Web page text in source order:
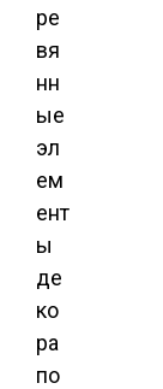
ре
вя
нн
ые
эл
ем
ент
ы
де
ко
ра
по